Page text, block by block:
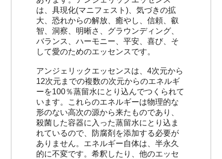
は、具現化(マニフェスト)、気づきの拡
大、恐れからの解放、癒やし、信頼、叡
智、洞察、明晰さ、グラウンディング、
バランス、ハーモニー、平安、喜び、そ
して愛のためのエッセンスです。
アンジェリックエッセンスは、4次元から
12次元までの複数の次元からのエネルギ
ーを100％蒸留水にとり込んでつくられて
います。これらのエネルギーは物理的な
形のない高次の源から来たものであり、
殺菌した容器に入った蒸留水にとり込ま
れているので、防腐剤を添加する必要が
ありません。エネルギー自体は、半永久
的に不変です。希釈したり、他のエッセ